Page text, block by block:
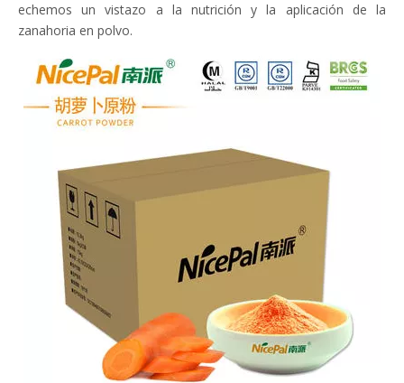
echemos un vistazo a la nutrición y la aplicación de la
zanahoria en polvo.